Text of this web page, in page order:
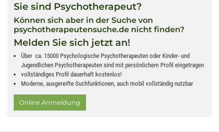
Sie sind Psychotherapeut?
Können sich aber in der Suche von
psychotherapeutensuche.de nicht finden?
Melden Sie sich jetzt an!
Über ca. 15000 Psychologische Psychotherapeuten oder Kinder- und
Jugendlichen Psychotherapeuten sind mit persönlichem Profil eingetragen
vollständiges Profil dauerhaft kostenlos!
Moderne, ausgereifte Suchfunktionen, auch mobil vollständig nutzbar
Online Anmeldung